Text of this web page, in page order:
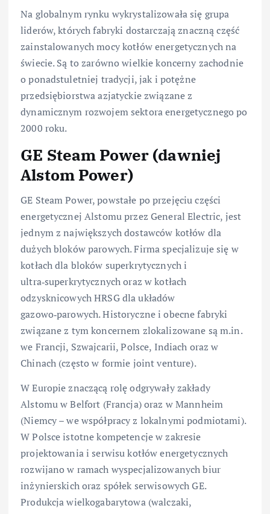
Na globalnym rynku wykrystalizowała się grupa
liderów, których fabryki dostarczają znaczną część
zainstalowanych mocy kotłów energetycznych na
świecie. Są to zarówno wielkie koncerny zachodnie
o ponadstuletniej tradycji, jak i potężne
przedsiębiorstwa azjatyckie związane z
dynamicznym rozwojem sektora energetycznego po
2000 roku.
GE Steam Power (dawniej
Alstom Power)
GE Steam Power, powstałe po przejęciu części
energetycznej Alstomu przez General Electric, jest
jednym z największych dostawców kotłów dla
dużych bloków parowych. Firma specjalizuje się w
kotłach dla bloków superkrytycznych i
ultra‑superkrytycznych oraz w kotłach
odzysknicowych HRSG dla układów
gazowo‑parowych. Historyczne i obecne fabryki
związane z tym koncernem zlokalizowane są m.in.
we Francji, Szwajcarii, Polsce, Indiach oraz w
Chinach (często w formie joint venture).
W Europie znaczącą rolę odgrywały zakłady
Alstomu w Belfort (Francja) oraz w Mannheim
(Niemcy – we współpracy z lokalnymi podmiotami).
W Polsce istotne kompetencje w zakresie
projektowania i serwisu kotłów energetycznych
rozwijano w ramach wyspecjalizowanych biur
inżynierskich oraz spółek serwisowych GE.
Produkcja wielkogabarytowa (walczaki,